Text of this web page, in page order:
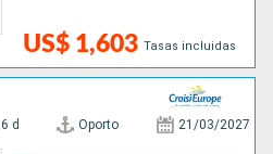
US$ 1,603 Tasas incluidas
6 d Oporto 21/03/2027